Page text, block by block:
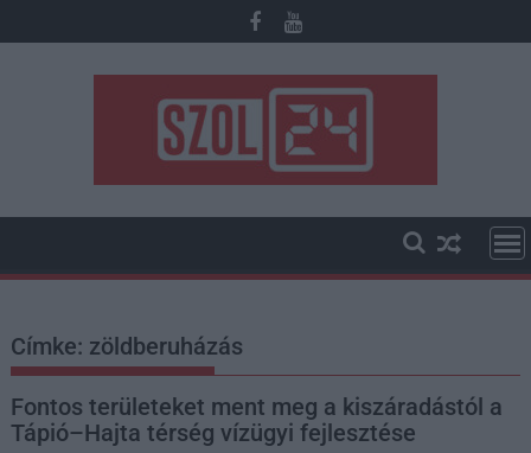
to
Címke: zöldberuházás
Fontos területeket ment meg a kiszáradástól a
Tápió–Hajta térség vízügyi fejlesztése